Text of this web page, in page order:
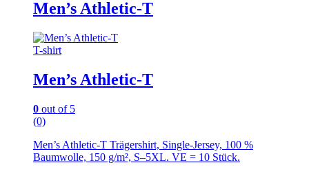
Men’s Athletic-T
T-shirt
Men’s Athletic-T
0 out of 5
(0)
Men’s Athletic-T Trägershirt, Single-Jersey, 100 %
Baumwolle, 150 g/m², S–5XL. VE = 10 Stück.